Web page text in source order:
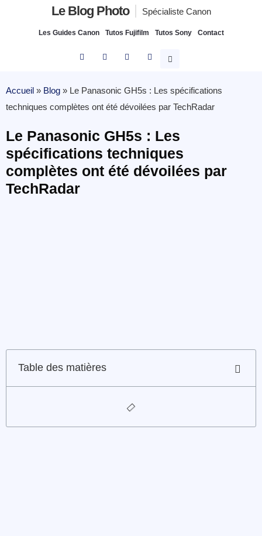
Le Blog Photo Spécialiste Canon
Les Guides Canon Tutos Fujifilm Tutos Sony Contact
Accueil » Blog » Le Panasonic GH5s : Les spécifications
techniques complètes ont été dévoilées par TechRadar
Le Panasonic GH5s : Les
spécifications techniques
complètes ont été dévoilées par
TechRadar
Table des matières